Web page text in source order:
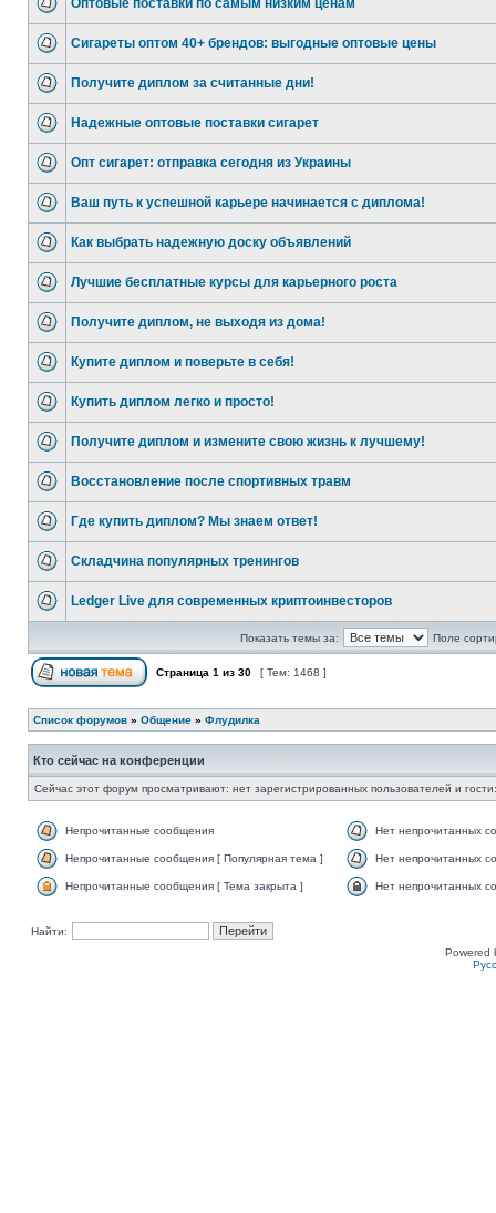
Оптовые поставки по самым низким ценам
Сигареты оптом 40+ брендов: выгодные оптовые цены
Получите диплом за считанные дни!
Надежные оптовые поставки сигарет
Опт сигарет: отправка сегодня из Украины
Ваш путь к успешной карьере начинается с диплома!
Как выбрать надежную доску объявлений
Лучшие бесплатные курсы для карьерного роста
Получите диплом, не выходя из дома!
Купите диплом и поверьте в себя!
Купить диплом легко и просто!
Получите диплом и измените свою жизнь к лучшему!
Восстановление после спортивных травм
Где купить диплом? Мы знаем ответ!
Складчина популярных тренингов
Ledger Live для современных криптоинвесторов
Показать темы за: Поле
Страница 1 из 30 [ Тем: 1468 ]
Список форумов » Общение » Флудилка
Кто сейчас на конференции
Сейчас этот форум просматривают: нет зарегистрированных пользователей и
Непрочитанные сообщения Нет непрочитанных
Непрочитанные сообщения [ Популярная тема ] Нет непрочитанных
Непрочитанные сообщения [ Тема закрыта ] Нет непрочитанных
Найти:
Powered